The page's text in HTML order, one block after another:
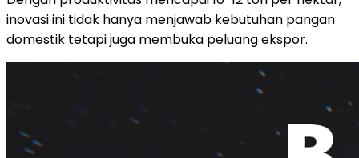
inovasi ini tidak hanya menjawab kebutuhan pangan
domestik tetapi juga membuka peluang ekspor.